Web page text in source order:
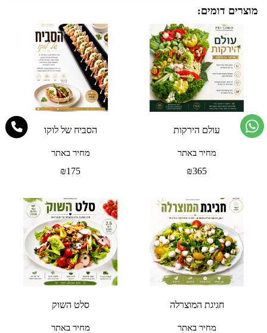
מוצרים דומים:
עולם הירקות
מחיר באתר
₪365
הסביח של לוקו
מחיר באתר
₪175
חגיגת המוצרלה
מחיר באתר
סלט השוק
מחיר באתר